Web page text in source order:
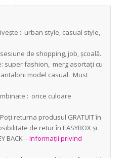
: urban style, casual style,
de shopping, job, școală.
super fashion, merg asortați cu
model casual. Must
: orice culoare
returna produsul GRATUIT în
de retur în EASYBOX și
BACK – Informații privind